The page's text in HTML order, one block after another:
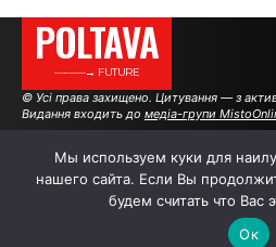
POLTAVA
———→ FUTURE
© Усі права захищено. Цитування — з
Видання входить до медіа-групи
Мы используем куки для
нашего сайта. Если Вы
будем считать что Вас
Ок